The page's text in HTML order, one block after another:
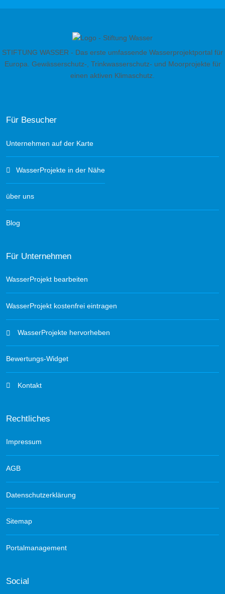
STIFTUNG WASSER - Das erste umfassende Wasserprojektportal für
Europa. Gewässerschutz-, Trinkwasserschutz- und Moorprojekte für
einen aktiven Klimaschutz.
Für Besucher
Unternehmen auf der Karte
WasserProjekte in der Nähe
über uns
Blog
Für Unternehmen
WasserProjekt bearbeiten
WasserProjekt kostenfrei eintragen
WasserProjekte hervorheben
Bewertungs-Widget
Kontakt
Rechtliches
Impressum
AGB
Datenschutzerklärung
Sitemap
Portalmanagement
Social